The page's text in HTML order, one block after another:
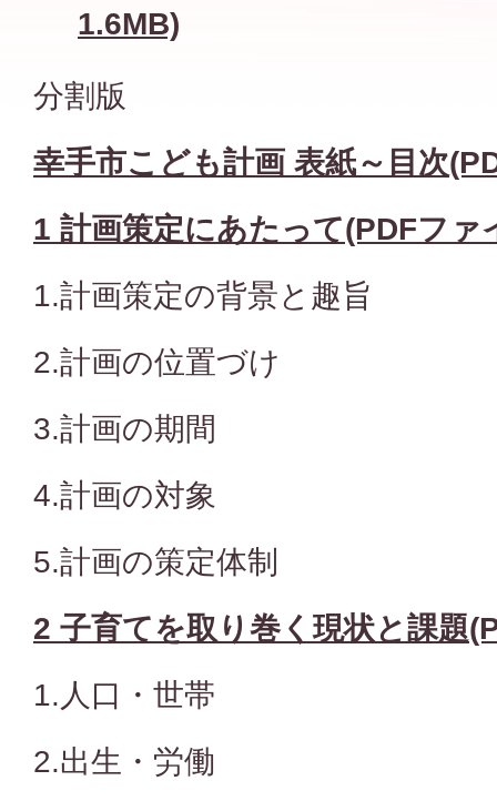
1.6MB)
分割版
幸手市こども計画 表紙～目次
1 計画策定にあたって(PDFファ
1.計画策定の背景と趣旨
2.計画の位置づけ
3.計画の期間
4.計画の対象
5.計画の策定体制
2 子育てを取り巻く現状と課題
1.人口・世帯
2.出生・労働